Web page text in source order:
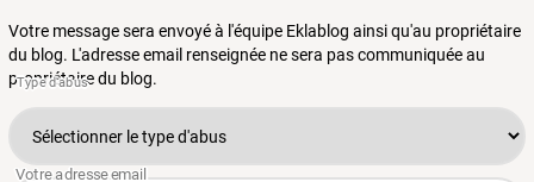
Votre message sera envoyé à l'équipe Eklablog ainsi qu'au propriétaire
du blog. L'adresse email renseignée ne sera pas communiquée au
propriétaire du blog.